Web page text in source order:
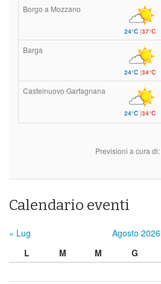
Borgo a Mozzano
24°C|37°C
Barga
24°C|34°C
Castelnuovo Garfagnana
24°C|34°C
Previsioni a cura di:
Calendario eventi
« Lug Agosto 2026
L
M M G